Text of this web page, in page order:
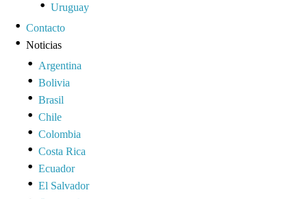
Uruguay
Contacto
Noticias
Argentina
Bolivia
Brasil
Chile
Colombia
Costa Rica
Ecuador
El Salvador